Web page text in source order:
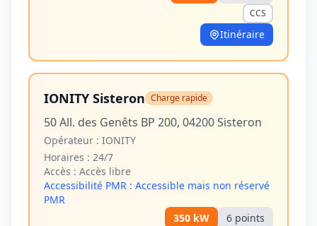
CCS
Itinéraire
IONITY Sisteron Charge rapide
50 All. des Genêts BP 200, 04200 Sisteron
Opérateur : IONITY
Horaires : 24/7
Accès : Accès libre
Accessibilité PMR : Accessible mais non réservé
PMR
350 kW 6 points